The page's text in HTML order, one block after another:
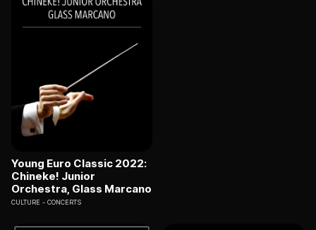
Young Euro Classic 2022:
Chineke! Junior
Orchestra, Glass Marcano
CULTURE CONCERTS